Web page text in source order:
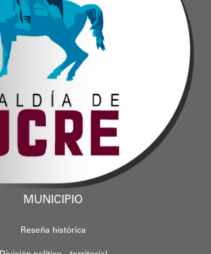
MUNICIPIO
Reseña histórica